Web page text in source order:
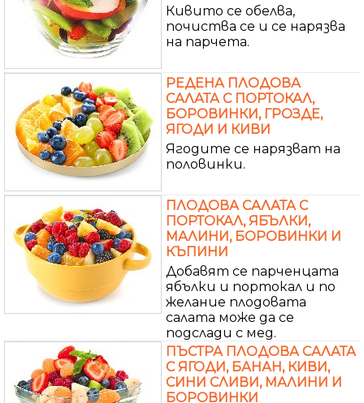
Кивито се обелва,
почиства се и се нарязва
на парчета.
РЕДЕНА ПЛОДОВА
САЛАТА С ПОРТОКАЛ,
БОРОВИНКИ, ГРОЗДЕ,
ЯГОДИ И КИВИ
Ягодите се нарязват на
половинки.
ПЛОДОВА САЛАТА С
ПОРТОКАЛ, ЯБЪЛКИ,
МАЛИНИ, БОРОВИНКИ И
КЪПИНИ
Добавят се парченцата
ябълки и портокал и по
желание плодовата
салата може да се
подслади с мед.
ПЪСТРА ПЛОДОВА САЛАТА
С ЯГОДИ, БАНАН, КИВИ,
СИНИ СЛИВИ, МАЛИНИ И
БОРОВИНКИ